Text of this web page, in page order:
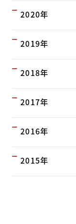
2020年
2019年
2018年
2017年
2016年
2015年